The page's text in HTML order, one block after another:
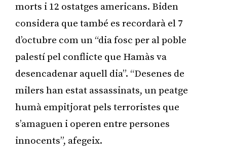
morts i 12 ostatges americans. Biden
considera que també es recordarà el 7
d’octubre com un “dia fosc per al poble
palestí pel conflicte que Hamàs va
desencadenar aquell dia”. “Desenes de
milers han estat assassinats, un peatge
humà empitjorat pels terroristes que
s’amaguen i operen entre persones
innocents”, afegeix.